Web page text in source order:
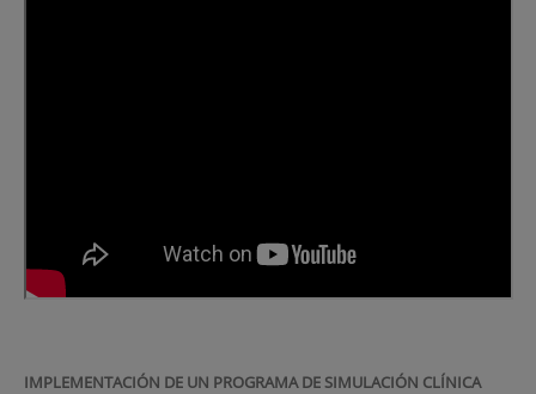
IMPLEMENTACIÓN DE UN PROGRAMA DE SIMULACIÓN CLÍNICA